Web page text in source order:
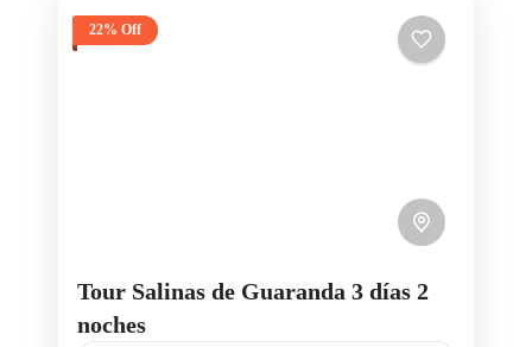
22% Off
Tour Salinas de Guaranda 3 días 2
noches